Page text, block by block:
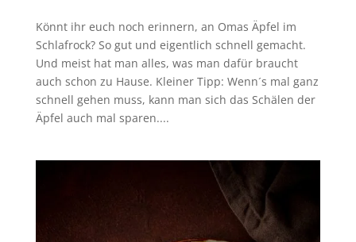
Könnt ihr euch noch erinnern, an Omas Äpfel im
Schlafrock? So gut und eigentlich schnell gemacht.
Und meist hat man alles, was man dafür braucht
auch schon zu Hause. Kleiner Tipp: Wenn´s mal ganz
schnell gehen muss, kann man sich das Schälen der
Äpfel auch mal sparen....